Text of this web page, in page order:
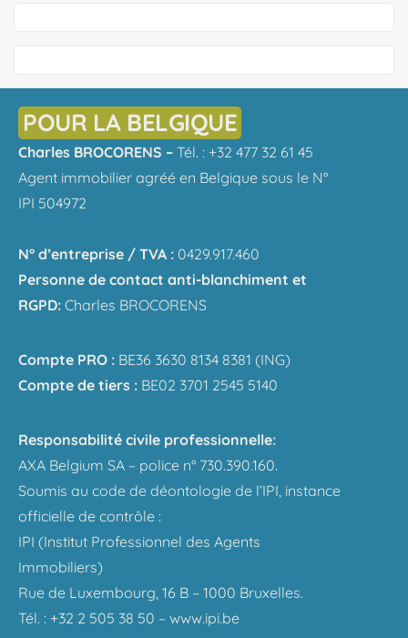
POUR LA BELGIQUE
Charles BROCORENS – Tél. : +32 477 32 61 45
Agent immobilier agréé en Belgique sous le N°
IPI 504972
N° d’entreprise / TVA : 0429.917.460
Personne de contact anti-blanchiment et
RGPD: Charles BROCORENS
Compte PRO : BE36 3630 8134 8381 (ING)
Compte de tiers : BE02 3701 2545 5140
Responsabilité civile professionnelle:
AXA Belgium SA – police n° 730.390.160.
Soumis au code de déontologie de l’IPI, instance
officielle de contrôle :
IPI (Institut Professionnel des Agents
Immobiliers)
Rue de Luxembourg, 16 B – 1000 Bruxelles.
Tél. : +32 2 505 38 50 – www.ipi.be